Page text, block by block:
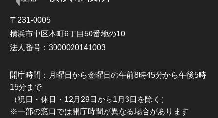
〒231-0005
横浜市中区本町6丁目50番地の10
法人番号：3000020141003
開庁時間：月曜日から金曜日の午前8時45分から午後5時
15分まで
（祝日・休日・12月29日から1月3日を除く）
※一部の窓口では開庁時間が異なる場合があります